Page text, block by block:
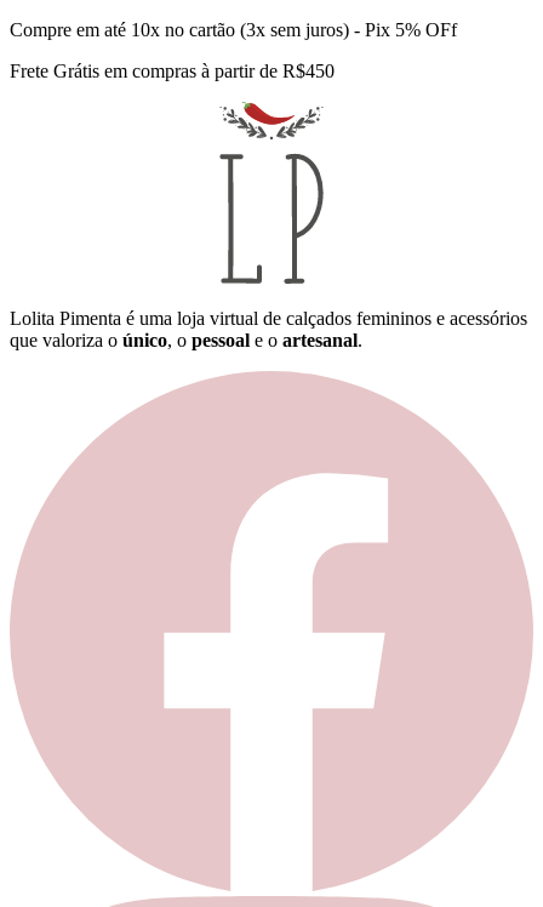
Compre em até 10x no cartão (3x sem juros) - Pix 5% OFf
Frete Grátis em compras à partir de R$450
Lolita Pimenta é uma loja virtual de calçados femininos e acessórios
que valoriza o único, o pessoal e o artesanal.